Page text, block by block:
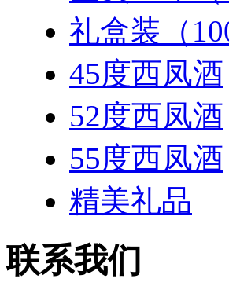
礼盒装（
45度西凤酒
52度西凤酒
55度西凤酒
精美礼品
联系我们